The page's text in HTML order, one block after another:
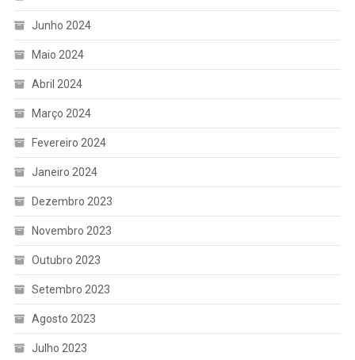
Junho 2024
Maio 2024
Abril 2024
Março 2024
Fevereiro 2024
Janeiro 2024
Dezembro 2023
Novembro 2023
Outubro 2023
Setembro 2023
Agosto 2023
Julho 2023